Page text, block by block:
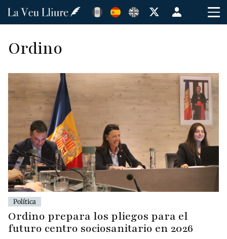
Pasar
principal
Menú
de
Ordino
Política
Ordino prepara los pliegos para el
futuro centro sociosanitario en 2026